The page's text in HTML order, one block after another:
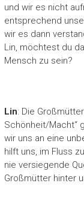
und wir es nicht
entsprechend
wir es dann
Lin, möchtest du
Mensch zu sein?
Lin: Die
Schönheit/Macht“
wir uns an eine
hilft uns, im Fluss
nie versiegende
Großmütter hinter